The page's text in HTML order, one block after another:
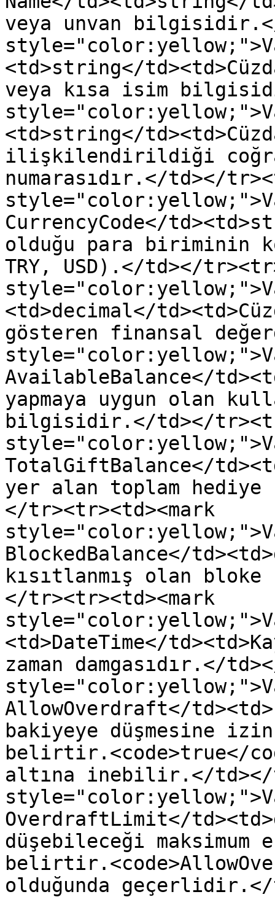
veya unvan
<td>string</
veya kısa isim
<td>string</
ilişkilendirildiği
numarasıdır.</td></
CurrencyCode</
olduğu para biriminin
TRY, USD).</td></
<td>decimal</
gösteren finansal
AvailableBalance</
yapmaya uygun olan
bilgisidir.</td></
TotalGiftBalance</
yer alan toplam
</tr><tr><td><mark
BlockedBalance</
kısıtlanmış olan
</tr><tr><td><mark
<td>DateTime</
zaman damgasıdır.</
AllowOverdraft</
bakiyeye düşmesine
belirtir.<code>true</
altına inebilir.</td></
OverdraftLimit</
düşebileceği
olduğunda